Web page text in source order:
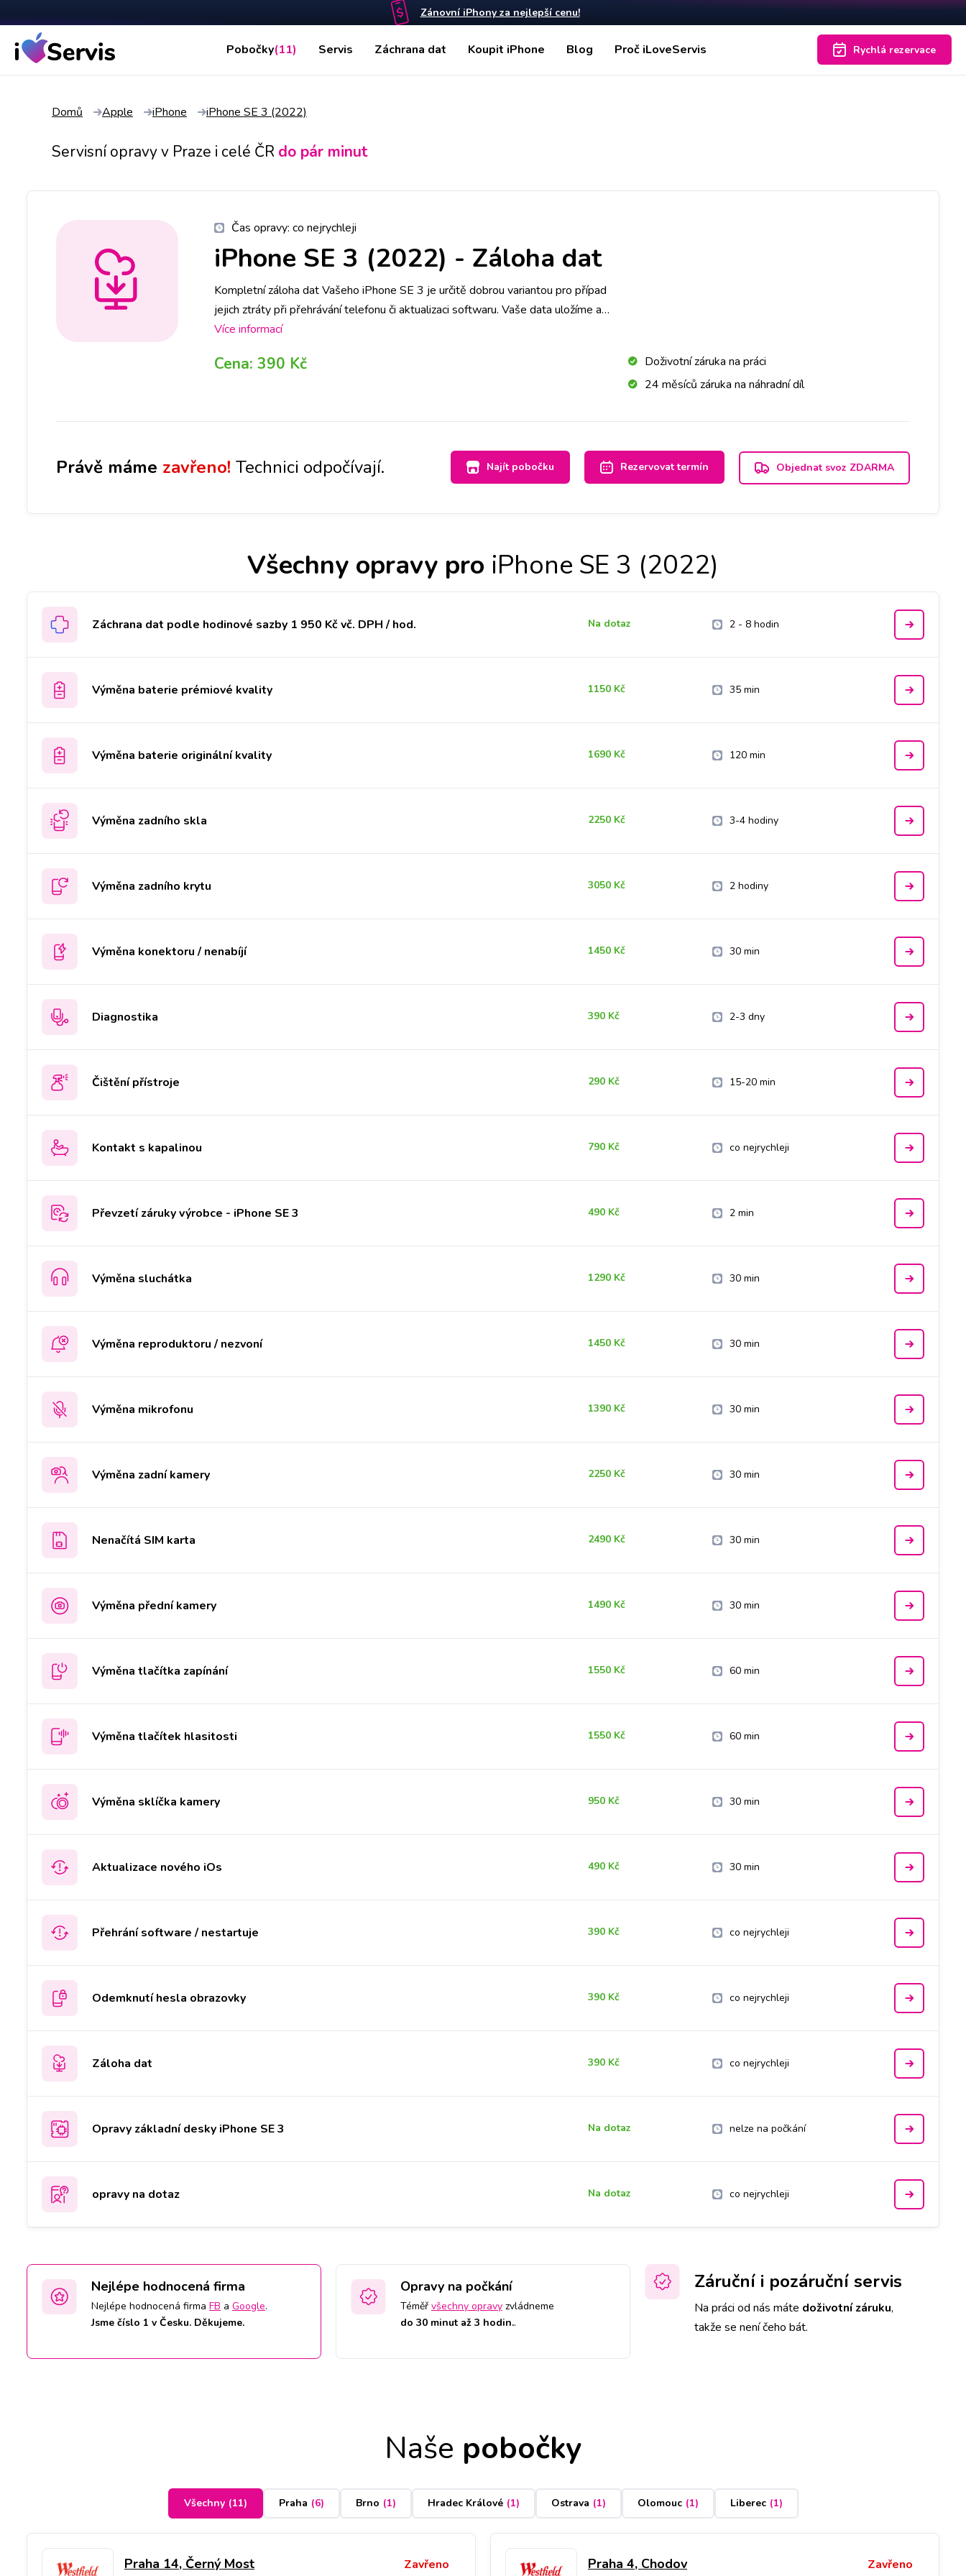
Zánovní iPhony za nejlepší cenu!
Pobočky(11) Servis Záchrana dat Koupit iPhone Blog Proč iLoveServis Rychlá rezervace
Domů Apple iPhone iPhone SE 3 (2022)
Servisní opravy v Praze i celé ČR do pár minut
Čas opravy: co nejrychleji
iPhone SE 3 (2022) - Záloha dat
Kompletní záloha dat Vašeho iPhone SE 3 je určitě dobrou variantou pro případ
jejich ztráty při přehrávání telefonu či aktualizaci softwaru. Vaše data uložíme a
po opravě je zase nahrajeme zpět do Vašeho přístroje. Časově záleží na objemu
externí disk.
Více informací
Cena: 390 Kč
Doživotní záruka na práci
24 měsíců záruka na náhradní díl
Právě máme zavřeno! Technici odpočívají. Najít pobočku Rezervovat termín Objednat svoz ZDARMA
Všechny opravy pro iPhone SE 3 (2022)
Záchrana dat podle hodinové sazby 1 950 Kč vč. DPH / hod. Na dotaz 2 - 8 hodin
Výměna baterie prémiové kvality 1150 Kč 35 min
Výměna baterie originální kvality 1690 Kč 120 min
Výměna zadního skla 2250 Kč 3-4 hodiny
Výměna zadního krytu 3050 Kč 2 hodiny
Výměna konektoru / nenabíjí 1450 Kč 30 min
Diagnostika 390 Kč 2-3 dny
Čištění přístroje 290 Kč 15-20 min
Kontakt s kapalinou 790 Kč co nejrychleji
Převzetí záruky výrobce - iPhone SE 3 490 Kč 2 min
Výměna sluchátka 1290 Kč 30 min
Výměna reproduktoru / nezvoní 1450 Kč 30 min
Výměna mikrofonu 1390 Kč 30 min
Výměna zadní kamery 2250 Kč 30 min
Nenačítá SIM karta 2490 Kč 30 min
Výměna přední kamery 1490 Kč 30 min
Výměna tlačítka zapínání 1550 Kč 60 min
Výměna tlačítek hlasitosti 1550 Kč 60 min
Výměna sklíčka kamery 950 Kč 30 min
Aktualizace nového iOs 490 Kč 30 min
Přehrání software / nestartuje 390 Kč co nejrychleji
Odemknutí hesla obrazovky 390 Kč co nejrychleji
Záloha dat 390 Kč co nejrychleji
Opravy základní desky iPhone SE 3 Na dotaz nelze na počkání
opravy na dotaz Na dotaz co nejrychleji
Nejlépe hodnocená firma
Nejlépe hodnocená firma FB a Google.
Jsme číslo 1 v Česku. Děkujeme.
Opravy na počkání
Téměř všechny opravy zvládneme
do 30 minut až 3 hodin..
Záruční i pozáruční servis
Na práci od nás máte doživotní záruku,
takže se není čeho bát.
Naše pobočky
Všechny (11) Praha (6) Brno (1) Hradec Králové (1) Ostrava (1) Olomouc (1) Liberec (1)
Praha 14, Černý Most Zavřeno Praha 4, Chodov Zavřeno